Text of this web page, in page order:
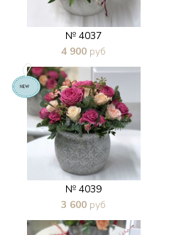
№ 4037
4 900 руб
В 1 клик
№ 4039
3 600 руб
В 1 клик